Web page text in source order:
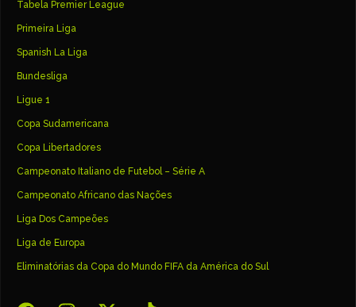
Tabela Premier League
Primeira Liga
Spanish La Liga
Bundesliga
Ligue 1
Copa Sudamericana
Copa Libertadores
Campeonato Italiano de Futebol – Série A
Campeonato Africano das Nações
Liga Dos Campeões
Liga de Europa
Eliminatórias da Copa do Mundo FIFA da América do Sul